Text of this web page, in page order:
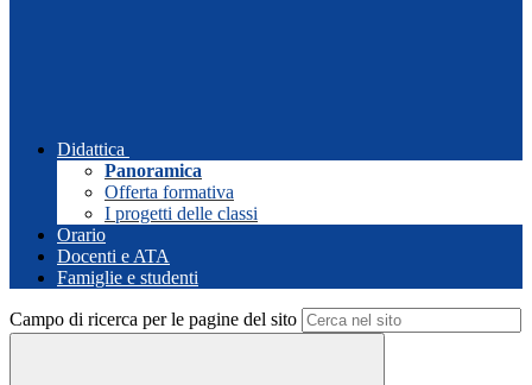
Didattica
Panoramica
Offerta formativa
I progetti delle classi
Orario
Docenti e ATA
Famiglie e studenti
Campo di ricerca per le pagine del sito